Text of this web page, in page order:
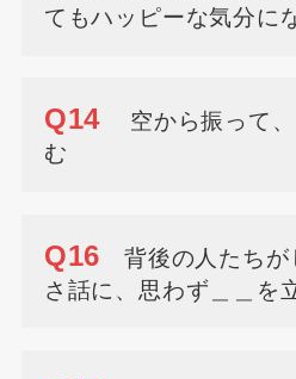
てもハッピーな気分に
Q14
空から振って
む
Q16 背後の人たちが
さ話に、思わず＿＿を